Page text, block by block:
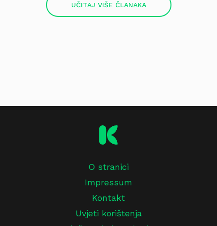
UČITAJ VIŠE ČLANAKA
O stranici
Impressum
Kontakt
Uvjeti korištenja